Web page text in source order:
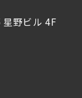
野ビル 4F